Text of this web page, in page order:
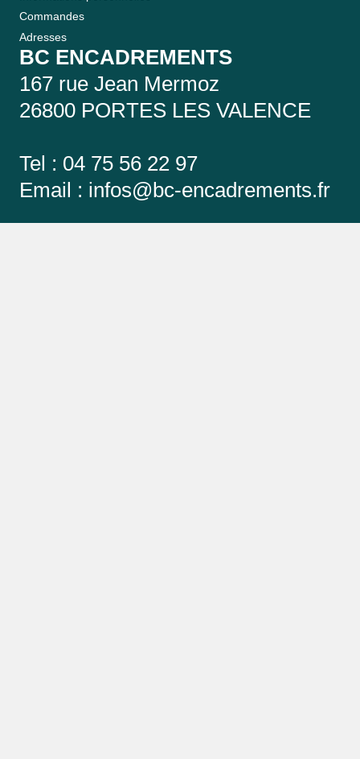
Commandes
Adresses
BC ENCADREMENTS
167 rue Jean Mermoz
26800 PORTES LES VALENCE
Tel : 04 75 56 22 97
Email : infos@bc-encadrements.fr